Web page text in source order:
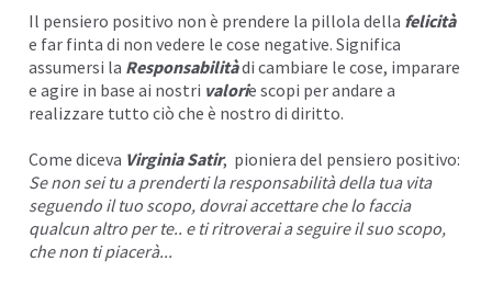
Il pensiero positivo non è prendere la pillola della felicità
e far finta di non vedere le cose negative. Significa
assumersi la Responsabilitàdi cambiare le cose, imparare
e agire in base ai nostri valorie scopi per andare a
realizzare tutto ciò che è nostro di diritto.
Come diceva Virginia Satir, pioniera del pensiero positivo:
Se non sei tu a prenderti la responsabilità della tua vita
seguendo il tuo scopo, dovrai accettare che lo faccia
qualcun altro per te.. e ti ritroverai a seguire il suo scopo,
che non ti piacerà...